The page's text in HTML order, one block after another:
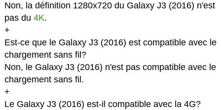
Non, la définition 1280x720 du Galaxy J3 (2016) n'est
pas du 4K.
+
Est-ce que le Galaxy J3 (2016) est compatible avec le
chargement sans fil?
Non, le Galaxy J3 (2016) n'est pas compatible avec le
chargement sans fil.
+
Le Galaxy J3 (2016) est-il compatible avec la 4G?